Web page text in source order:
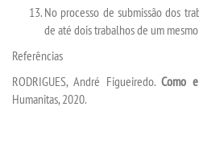
No processo de submissão dos
de até dois trabalhos de um
Referências
RODRIGUES, André Figueiredo.Como
Humanitas, 2020.